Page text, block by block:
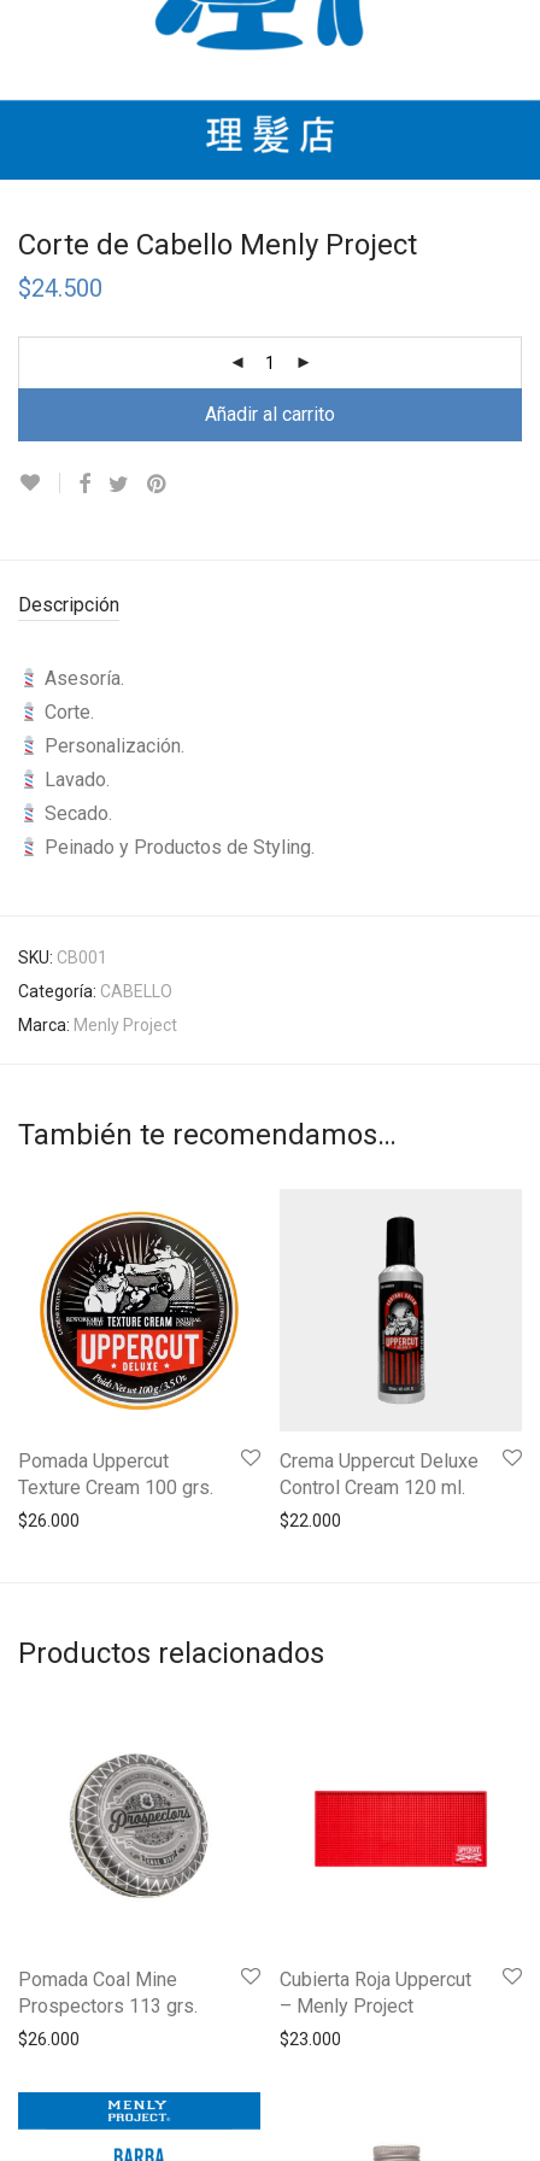
Corte de Cabello Menly Project
$24.500
Añadir al carrito
Descripción
Asesoría.
Corte.
Personalización.
Lavado.
Secado.
Peinado y Productos de Styling.
SKU: CB001
Categoría: CABELLO
Marca: Menly Project
También te recomendamos…
Pomada Uppercut
Texture Cream 100 grs.
$26.000
Crema Uppercut Deluxe
Control Cream 120 ml.
$22.000
Productos relacionados
Pomada Coal Mine
Prospectors 113 grs.
$26.000
Cubierta Roja Uppercut
– Menly Project
$23.000